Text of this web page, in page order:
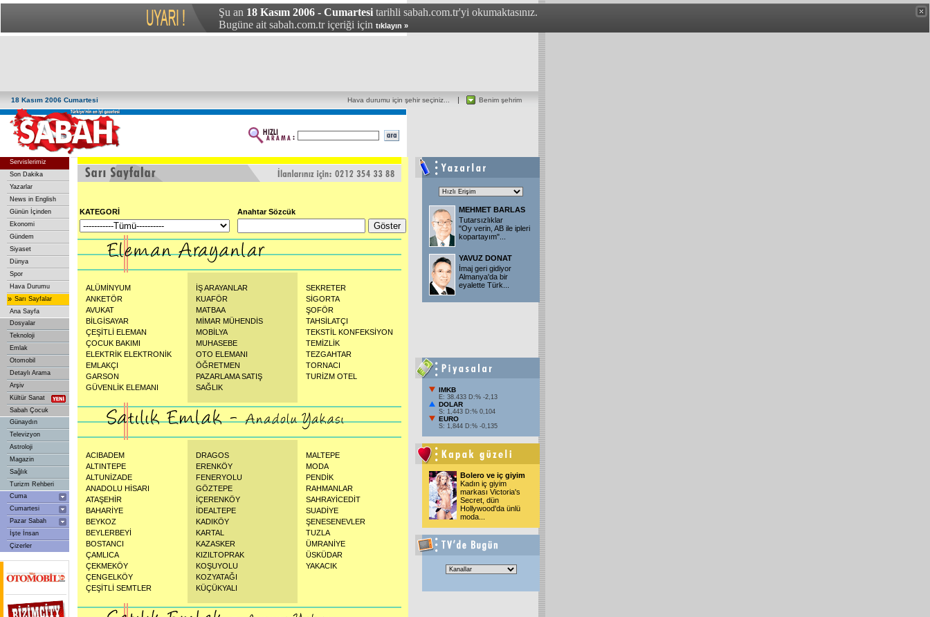
Şu an 18 Kasım 2006 - Cumartesi tarihli sabah.com.tr'yi okumaktasınız.
Bugüne ait sabah.com.tr içeriği için tıklayın »
18 Kasım 2006 Cumartesi Benim şehrim
Hava durumu için şehir seçiniz...
Servislerimiz
Son Dakika
Yazarlar
News in English
Günün İçinden
Ekonomi
Gündem
Siyaset
Dünya
Spor
Hava Durumu
» Sarı Sayfalar
Ana Sayfa
Dosyalar
Teknoloji
Emlak
Otomobil
Detaylı Arama
Arşiv
Kültür Sanat
Sabah Çocuk
Günaydın
Televizyon
Astroloji
Magazin
Sağlık
Turizm Rehberi
Cuma
Cumartesi
Pazar Sabah
İşte İnsan
Çizerler
KATEGORİ Anahtar Sözcük
ALÜMİNYUM
ANKETÖR
AVUKAT
BİLGİSAYAR
ÇEŞİTLİ ELEMAN
ÇOCUK BAKIMI
ELEKTRİK ELEKTRONİK
EMLAKÇI
GARSON
GÜVENLİK ELEMANI
İŞ ARAYANLAR
KUAFÖR
MATBAA
MİMAR MÜHENDİS
MOBİLYA
MUHASEBE
OTO ELEMANI
ÖĞRETMEN
PAZARLAMA SATIŞ
SAĞLIK
SEKRETER
SİGORTA
ŞOFÖR
TAHSİLATÇI
TEKSTİL KONFEKSİYON
TEMİZLİK
TEZGAHTAR
TORNACI
TURİZM OTEL
ACIBADEM
ALTINTEPE
ALTUNİZADE
ANADOLU HİSARI
ATAŞEHİR
BAHARİYE
BEYKOZ
BEYLERBEYİ
BOSTANCI
ÇAMLICA
ÇEKMEKÖY
ÇENGELKÖY
ÇEŞİTLİ SEMTLER
DRAGOS
ERENKÖY
FENERYOLU
GÖZTEPE
İÇERENKÖY
İDEALTEPE
KADIKÖY
KARTAL
KAZASKER
KIZILTOPRAK
KOŞUYOLU
KOZYATAĞI
KÜÇÜKYALI
MALTEPE
MODA
PENDİK
RAHMANLAR
SAHRAYİCEDİT
SUADİYE
ŞENESENEVLER
TUZLA
ÜMRANİYE
ÜSKÜDAR
YAKACIK
MEHMET BARLAS
Tutarsızlıklar
"Oy verin, AB ile ipleri
kopartayım"...
YAVUZ DONAT
İmaj geri gidiyor
Almanya'da bir
eyalette Türk...
IMKB
E: 38.433 D:% -2,13
DOLAR
S: 1,443 D:% 0,104
EURO
S: 1,844 D:% -0,135
Bolero ve iç giyim
Kadın iç giyim
markası Victoria's
Secret, dün
Hollywood'da ünlü
moda...